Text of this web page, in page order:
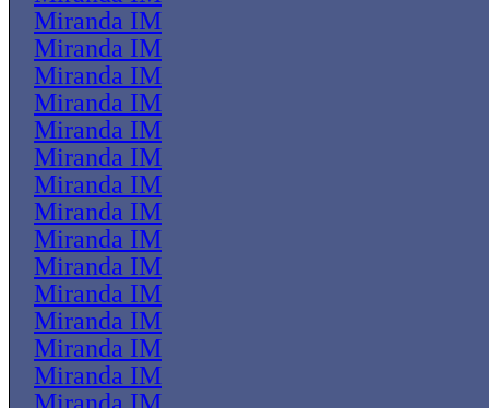
Miranda IM
Miranda IM
Miranda IM
Miranda IM
Miranda IM
Miranda IM
Miranda IM
Miranda IM
Miranda IM
Miranda IM
Miranda IM
Miranda IM
Miranda IM
Miranda IM